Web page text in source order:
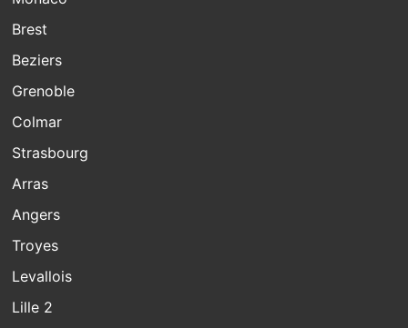
Brest
Beziers
Grenoble
Colmar
Strasbourg
Arras
Angers
Troyes
Levallois
Lille 2